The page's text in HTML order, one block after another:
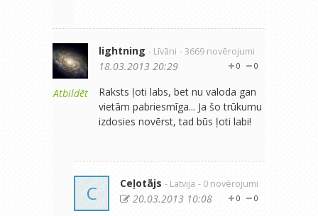
Atbildēt
lightning - Līvāni - 3669 novērojumi
0
0
18.03.2013 20:29
Raksts ļoti labs, bet nu valoda gan
vietām pabriesmīga... Ja šo trūkumu
izdosies novērst, tad būs ļoti labi!
C Ceļotājs - Latvija - 0 novērojumi
0
0
20.03.2013 10:08